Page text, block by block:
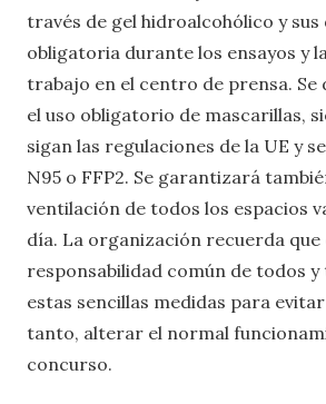
través de gel hidroalcohólico y sus
obligatoria durante los ensayos y
trabajo en el centro de prensa. Se
el uso obligatorio de mascarillas,
sigan las regulaciones de la UE y
N95 o FFP2. Se garantizará
ventilación de todos los espacios
día. La organización recuerda que
responsabilidad común de todos
estas sencillas medidas para
tanto, alterar el normal
concurso.